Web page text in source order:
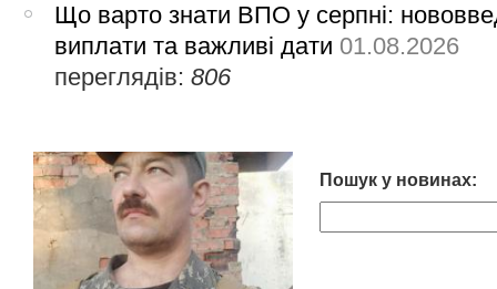
Що варто знати ВПО у серпні:
виплати та важливі дати 01.08.2026
переглядів:806
Пошук у новинах: